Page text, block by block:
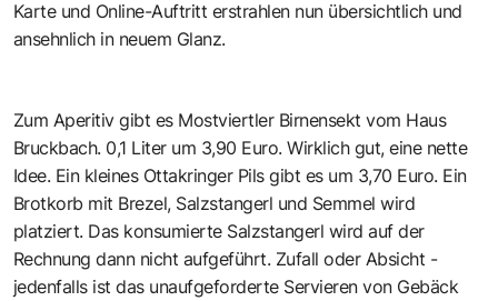
Karte und Online-Auftritt erstrahlen nun übersichtlich und
ansehnlich in neuem Glanz.
Zum Aperitiv gibt es Mostviertler Birnensekt vom Haus
Bruckbach. 0,1 Liter um 3,90 Euro. Wirklich gut, eine nette
Idee. Ein kleines Ottakringer Pils gibt es um 3,70 Euro. Ein
Brotkorb mit Brezel, Salzstangerl und Semmel wird
platziert. Das konsumierte Salzstangerl wird auf der
Rechnung dann nicht aufgeführt. Zufall oder Absicht -
jedenfalls ist das unaufgeforderte Servieren von Gebäck